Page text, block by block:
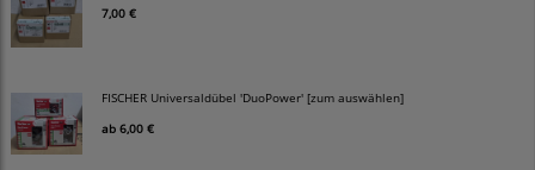
7,00 €
FISCHER Universaldübel 'DuoPower' [zum auswählen]
ab 6,00 €